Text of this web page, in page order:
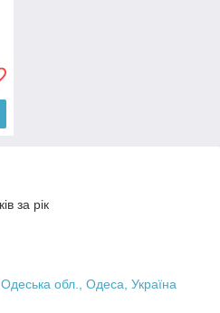
за рік
обл., Одеса, Україна